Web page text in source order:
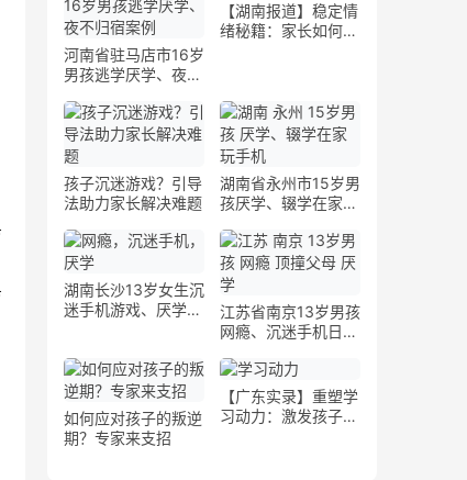
河南省驻马店市16岁
男孩逃学厌学、夜不
【湖南报道】稳定情
绪秘籍：家长如何帮
孩子沉迷游戏？引导
法助力家长解决难题
湖南省永州市15岁男
孩厌学、辍学在家玩
湖南长沙13岁女生沉
迷手机游戏、厌学弃
江苏省南京13岁男孩
网瘾、沉迷手机日夜
如何应对孩子的叛逆
期？专家来支招
【广东实录】重塑学
习动力：激发孩子告